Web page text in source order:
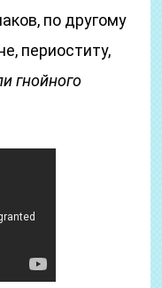
по другому
периоститу,
гнойного